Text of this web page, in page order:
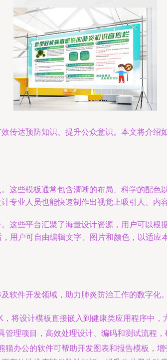
传达预防知识、提升公众意识。本文将介
这些模板通常包含清晰的布局、科学的配
专业人员也能快速制作出视觉上吸引人、内
这些平台汇聚了海量设计资源，用户可以根
用户可自由编辑文字、图片和颜色，以适
软件开发领域，助力肺炎防治工作的数字化
将设计模板直接嵌入到健康类应用程序中，
理项目，高效处理设计、编码和测试流程，
办公的软件可帮助开发图表和报告模板，增